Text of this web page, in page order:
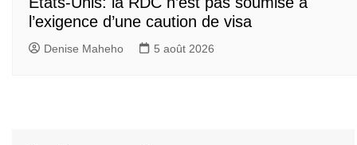
l’exigence d’une caution de visa
Denise Maheho 5 août 2026